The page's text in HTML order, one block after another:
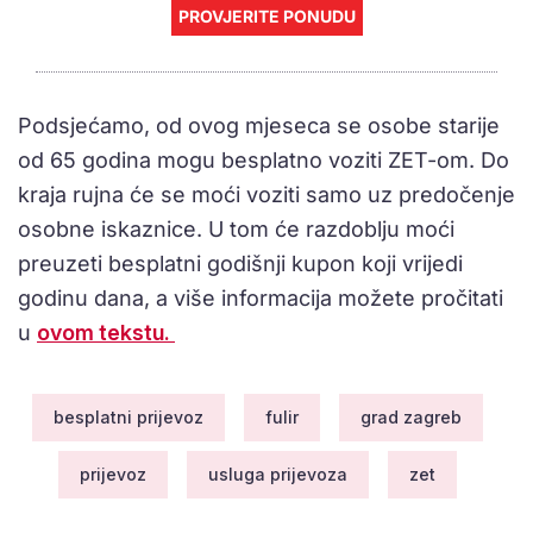
PROVJERITE PONUDU
Podsjećamo, od ovog mjeseca se osobe starije
od 65 godina mogu besplatno voziti ZET-om. Do
kraja rujna će se moći voziti samo uz predočenje
osobne iskaznice. U tom će razdoblju moći
preuzeti besplatni godišnji kupon koji vrijedi
godinu dana, a više informacija možete pročitati
u ovom tekstu.
besplatni prijevoz fulir grad zagreb
prijevoz usluga prijevoza zet